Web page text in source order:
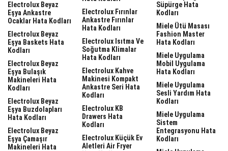
Electrolux Beyaz
Eşya Ankastre
Ocaklar Hata Kodları
Electrolux Beyaz
Eşya Baskets Hata
Kodları
Electrolux Beyaz
Eşya Bulaşık
Makineleri Hata
Kodları
Electrolux Beyaz
Eşya Buzdolapları
Hata Kodları
Electrolux Beyaz
Eşya Çamaşır
Makineleri Hata
Electrolux Fırınlar
Ankastre Fırınlar
Hata Kodları
Electrolux Isıtma Ve
Soğutma Klimalar
Hata Kodları
Electrolux Kahve
Makinesi Kompakt
Ankastre Seri Hata
Kodları
Electrolux KB
Drawers Hata
Kodları
Electrolux Küçük Ev
Aletleri Air Fryer
Süpürge Hata
Kodları
Miele Ütü Masası
Fashion Master
Hata Kodları
Miele Uygulama
Mobil Uygulama
Hata Kodları
Miele Uygulama
Sesli Yardım Hata
Kodları
Miele Uygulama
Sistem
Entegrasyonu Hata
Kodları